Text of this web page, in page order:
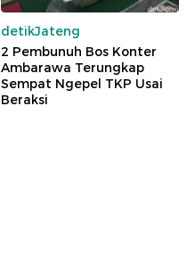
detikJateng
2 Pembunuh Bos Konter
Ambarawa Terungkap
Sempat Ngepel TKP Usai
Beraksi